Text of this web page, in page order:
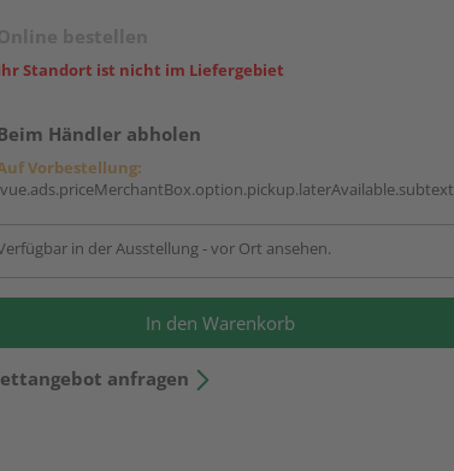
Standort ist nicht im Liefergebiet
Händler abholen
Vorbestellung:
vue.ads.priceMerchantBox.option.pickup.laterAvailable.subtext
in der Ausstellung - vor Ort ansehen.
In den Warenkorb
anfragen